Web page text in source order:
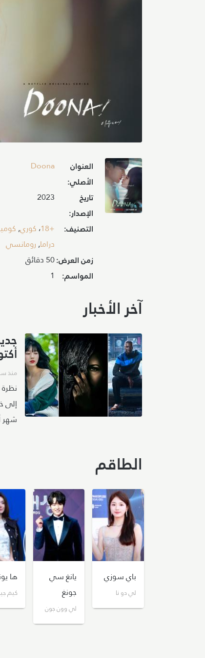
Image
العنوان
الأصلي:
Doona
تاريخ
الإصدار:
2023
التصنيف: +18 ،كوري,
دراما,رومانسي
زمن العرض:50 دقائق
المواسم: 1
آخر الأخبار
منذ
شهر أكتوبر
الطاقم
باي سوزي
لي دو نا
يانغ سي
جونغ
لي وون جون
ها
كيم